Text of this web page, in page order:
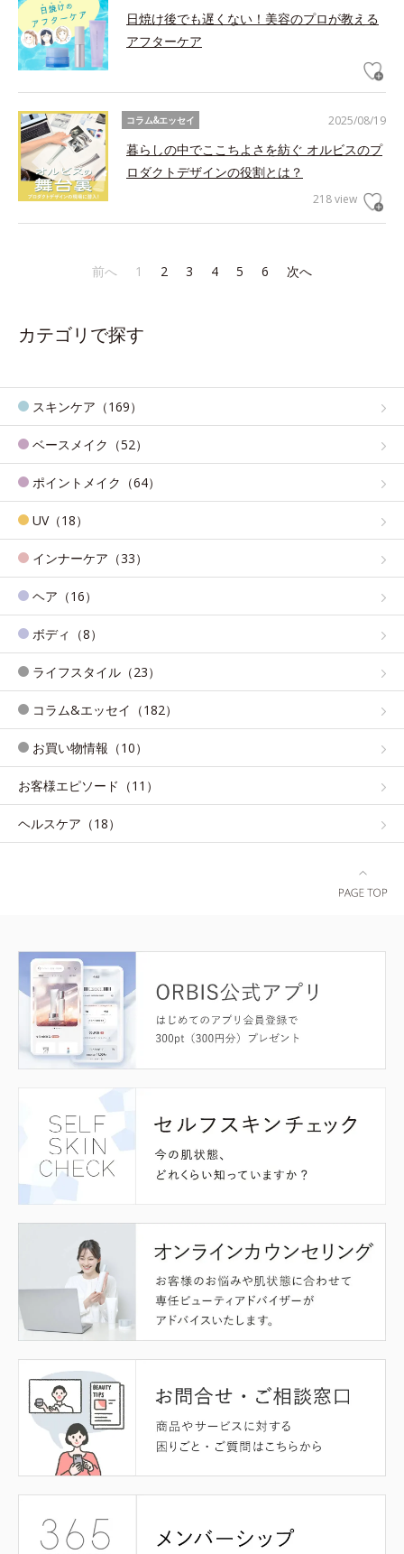
日焼け後でも遅くない！美容のプロが教える
アフターケア
2025/08/19
コラム&エッセイ
暮らしの中でここちよさを紡ぐ オルビスのプ
ロダクトデザインの役割とは？
218 view
前へ 1 2 3 4 5 6 次へ
カテゴリで探す
スキンケア（169）
ベースメイク（52）
ポイントメイク（64）
UV（18）
インナーケア（33）
ヘア（16）
ボディ（8）
ライフスタイル（23）
コラム&エッセイ（182）
お買い物情報（10）
お客様エピソード（11）
ヘルスケア（18）